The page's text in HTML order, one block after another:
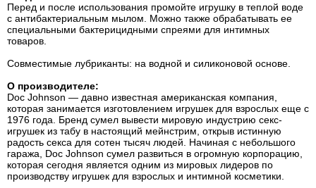
Перед и после использования промойте игрушку в теплой воде
с антибактериальным мылом. Можно также обрабатывать ее
специальными бактерицидными спреями для интимных
товаров.
Совместимые лубриканты: на водной и силиконовой основе.
О производителе:
Doc Johnson — давно известная американская компания,
которая занимается изготовлением игрушек для взрослых еще с
1976 года. Бренд сумел вывести мировую индустрию секс-
игрушек из табу в настоящий мейнстрим, открыв истинную
радость секса для сотен тысяч людей. Начиная с небольшого
гаража, Doc Johnson сумел развиться в огромную корпорацию,
которая сегодня является одним из мировых лидеров по
производству игрушек для взрослых и интимной косметики.